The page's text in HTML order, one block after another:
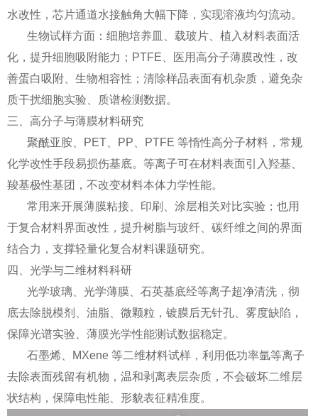
水改性，芯片通道水接触角大幅下降，实现溶液均匀流动。
生物试样方面：细胞培养皿、载玻片、植入材料表面活
化，提升细胞吸附能力；PTFE、医用高分子薄膜改性，改
善蛋白吸附、生物相容性；清除样品表面有机杂质，避免杂
质干扰细胞实验、质谱检测数据。
三、高分子与薄膜材料研究
聚酰亚胺、PET、PP、PTFE 等惰性高分子材料，常规
化学改性手段易损伤基底。等离子可在材料表面引入羟基、
羧基极性基团，不改变材料本体力学性能。
常用来开展薄膜粘接、印刷、涂层相关对比实验；也用
于复合材料界面改性，提升树脂与玻纤、碳纤维之间的界面
结合力，支撑轻量化复合材料课题研究。
四、光学与二维材料科研
光学玻璃、光学薄膜、石英基底经等离子超净清洗，彻
底去除脱模剂、油脂、微颗粒，镀膜后无针孔、雾度缺陷，
保障光谱实验、薄膜光学性能测试数据稳定。
石墨烯、MXene 等二维材料试样，利用低功率氩等离子
去除表面残留有机物，温和剥离表层杂质，不会破坏二维层
状结构，保障电性能、形貌表征精准度。